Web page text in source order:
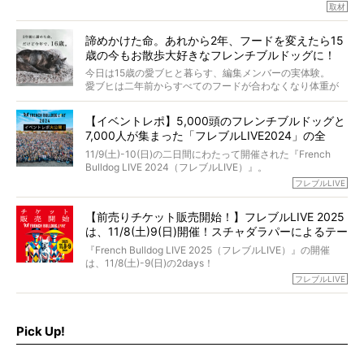
「愛犬が旅立ったあと、ベッドやおもちゃはどうすればい
い？」「お骨はどうするべき？」「お花やお線香は喜んで
くれる？」
さらには、霊感がない人でも愛犬が成仏したことを知る方
法まで。
お笑い芸人だからこそ暗くなりすぎない、むしろ心がスッ
と軽くなる。
永久保存版のスペシャル対談です！
今年で結成35周年を迎え、芸人としての活躍も目覚ましい
た。
僧侶としての名は「靖賢（せいけん）」。
当時54歳という年齢にして、なぜ動物専門僧侶という道を
選んだのか。
また、愛犬の旅立ちとどのように向き合うべきなのか。
た。
取材
諦めかけた命。あれから2年、フードを変えたら15
歳の今もお散歩大好きなフレンチブルドッグに！
今日は15歳の愛ブヒと暮らす、編集メンバーの実体験。
愛ブヒは二年前からすべてのフードが合わなくなり体重が
激減。検査をしても異常はなく「年齢のせいですね…」と言
もう諦めるしかないのかな…そんなとき、我が家に届いたの
が「THE fu-do(ザ・フード)」の試食品でした。
そして「THE fu-do(ザ・フード)」を食べつづけて二年、愛
ブヒは15歳になり、今も元気にお散歩をしています。
今回は、二年前の絶望から今までを包み隠さず、時系列で
【イベントレポ】5,000頭のフレンチブルドッグと
7,000人が集まった「フレブルLIVE2024」の全
貌！
11/9(土)-10(日)の二日間にわたって開催された『French
Bulldog LIVE 2024（フレブルLIVE）』。
今年はのべ5,000頭のフレンチブルドッグと7,000人のフレ
day1の司会はフレブルラバーのロッチさん。day2の音楽フ
ェスには世代ど真ん中のPUFFYが出演するなど、例年以上
に豪華なラインナップ。
北は北海道、南は鹿児島県から。全国のフレンチブルドッ
グが一堂に会した「フレブルLIVE2024」の模様を、詳しく
フレブルLIVE
【前売りチケット販売開始！】フレブルLIVE 2025
は、11/8(土)9(日)開催！スチャダラパーによるテー
マソング制作も決定
『French Bulldog LIVE 2025（フレブルLIVE）』の開催
は、11/8(土)-9(日)の2days！
お得な前売りチケット、いよいよ販売スタートです！フレブルLIVE
Pick Up!